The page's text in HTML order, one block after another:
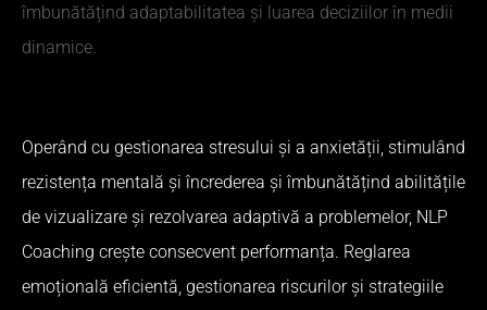
îmbunătățind adaptabilitatea și luarea deciziilor în medii
dinamice.
Operând cu gestionarea stresului și a anxietății, stimulând
rezistența mentală și încrederea și îmbunătățind abilitățile
de vizualizare și rezolvarea adaptivă a problemelor, NLP
Coaching crește consecvent performanța. Reglarea
emoțională eficientă, gestionarea riscurilor și strategiile